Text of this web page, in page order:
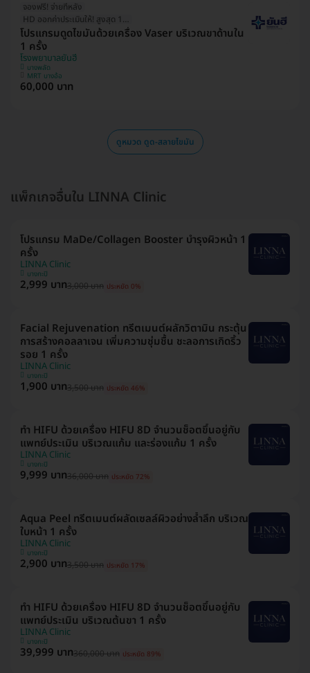
จองฟรี! จ่ายทีหลัง
HD ออกค่าประเมินให้! สูงสุด 1500 บ.
โปรแกรมดูดไขมันด้วยเครื่อง Vaser บริเวณขาด้านใน
1 ครั้ง
โรงพยาบาลยันฮี
บางพลัด
MRT บางอ้อ
60,000 บาท
ดูหมวด ดูด-สลายไขมัน
แพ็กเกจอื่นใน LINNA Clinic
โปรแกรม MaDe/Collagen Booster บำรุงผิวหน้า 1
ครั้ง
LINNA Clinic
บางกะปิ
2,999 บาท3,000 บาท ประหยัด 0%
Facial Rejuvenation ทรีตเมนต์ผลักวิตามิน กระตุ้น
การสร้างคอลลาเจน เพิ่มความชุ่มชื้น ชะลอการเกิดริ้ว
รอย 1 ครั้ง
LINNA Clinic
บางกะปิ
1,900 บาท3,500 บาท ประหยัด 46%
ทำ HIFU ด้วยเครื่อง HIFU 8D จำนวนช็อตขึ้นอยู่กับ
แพทย์ประเมิน บริเวณแก้ม และร่องแก้ม 1 ครั้ง
LINNA Clinic
บางกะปิ
9,999 บาท36,000 บาท ประหยัด 72%
Aqua Peel ทรีตเมนต์ผลัดเซลล์ผิวอย่างล้ำลึก บริเวณ
ใบหน้า 1 ครั้ง
LINNA Clinic
บางกะปิ
2,900 บาท3,500 บาท ประหยัด 17%
ทำ HIFU ด้วยเครื่อง HIFU 8D จำนวนช็อตขึ้นอยู่กับ
แพทย์ประเมิน บริเวณต้นขา 1 ครั้ง
LINNA Clinic
บางกะปิ
39,999 บาท360,000 บาท ประหยัด 89%